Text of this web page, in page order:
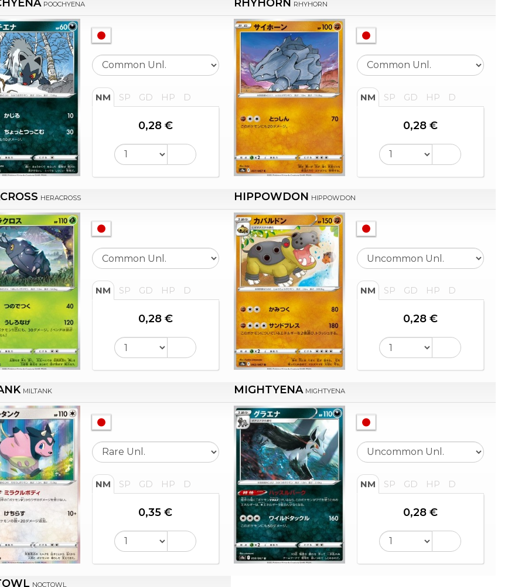
POOCHYENA
NM SP GD HP D
0,28 €
RHYHORN RHYHORN
NM SP GD HP D
0,28 €
HERACROSS
NM SP GD HP D
0,28 €
HIPPOWDON HIPPOWDON
NM SP GD HP D
0,28 €
MILTANK
NM SP GD HP D
0,35 €
MIGHTYENA MIGHTYENA
NM SP GD HP D
0,28 €
NOCTOWL